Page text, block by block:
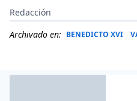
Redacción
Archivado en: BENEDICTO XVI